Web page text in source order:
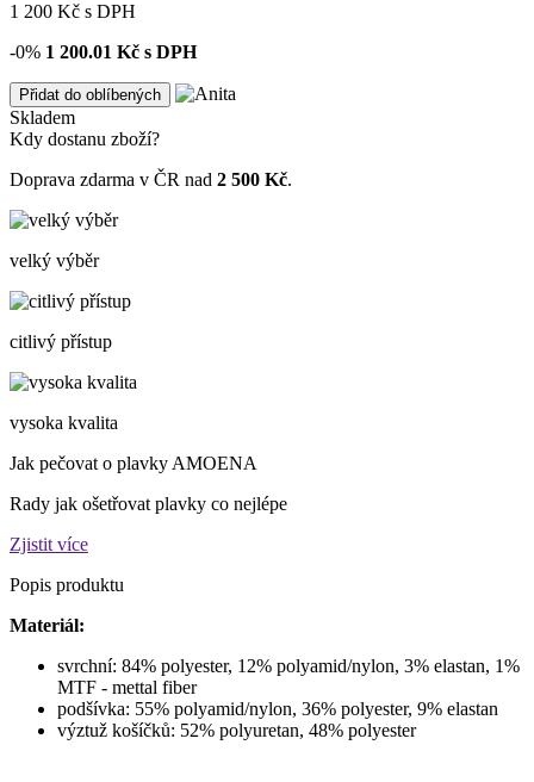
1 200 Kč s DPH
-0% 1 200.01 Kč s DPH
Přidat do oblíbených
Skladem
Kdy dostanu zboží?
Doprava zdarma v ČR nad 2 500 Kč.
velký výběr
citlivý přístup
vysoka kvalita
Jak pečovat o plavky AMOENA
Rady jak ošetřovat plavky co nejlépe
Zjistit více
Popis produktu
Materiál:
svrchní: 84% polyester, 12% polyamid/nylon, 3% elastan, 1%
MTF - mettal fiber
podšívka: 55% polyamid/nylon, 36% polyester, 9% elastan
výztuž košíčků: 52% polyuretan, 48% polyester